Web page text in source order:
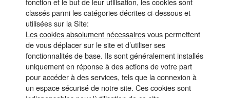
classés parmi les catégories décrites ci-dessous et
utilisées sur la Site:
Les cookies absolument nécessairesvous permettent
de vous déplacer sur le site et d’utiliser ses
fonctionnalités de base. Ils sont généralement installés
uniquement en réponse à des actions de votre part
pour accéder à des services, tels que la connexion à
un espace sécurisé de notre site. Ces cookies sont